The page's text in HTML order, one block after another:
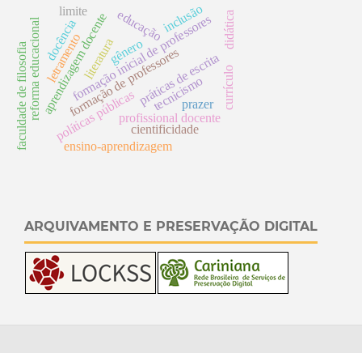
p
olíti
c
a
s
p
ú
bli
c
a
s
f
o
r
m
a
ç
ã
o
de
p
r
o
f
e
s
s
o
r
e
s
profissional docente
aprendizagem docente
reforma educacional formação inicial de professores
práticas de escrita
literatura
faculdade de filosofia cientificidade
tecnicismo
educação
letramento
ensino-aprendizagem
docência
currículo
didática
prazer
limite
gênero
inclusão
ARQUIVAMENTO E PRESERVAÇÃO DIGITAL